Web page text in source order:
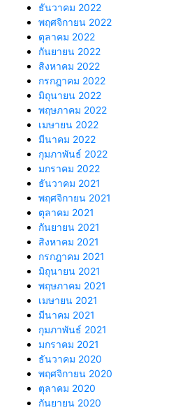
ธันวาคม 2022
พฤศจิกายน 2022
ตุลาคม 2022
กันยายน 2022
สิงหาคม 2022
กรกฎาคม 2022
มิถุนายน 2022
พฤษภาคม 2022
เมษายน 2022
มีนาคม 2022
กุมภาพันธ์ 2022
มกราคม 2022
ธันวาคม 2021
พฤศจิกายน 2021
ตุลาคม 2021
กันยายน 2021
สิงหาคม 2021
กรกฎาคม 2021
มิถุนายน 2021
พฤษภาคม 2021
เมษายน 2021
มีนาคม 2021
กุมภาพันธ์ 2021
มกราคม 2021
ธันวาคม 2020
พฤศจิกายน 2020
ตุลาคม 2020
กันยายน 2020